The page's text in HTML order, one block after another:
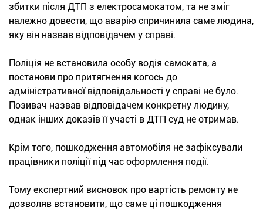
збитки після ДТП з електросамокатом, та не зміг
належно довести, що аварію спричинила саме людина,
яку він назвав відповідачем у справі.
Поліція не встановила особу водія самоката, а
постанови про притягнення когось до
адміністративної відповідальності у справі не було.
Позивач назвав відповідачем конкретну людину,
однак інших доказів її участі в ДТП суд не отримав.
Крім того, пошкодження автомобіля не зафіксували
працівники поліції під час оформлення події.
Тому експертний висновок про вартість ремонту не
дозволяв встановити, що саме ці пошкодження